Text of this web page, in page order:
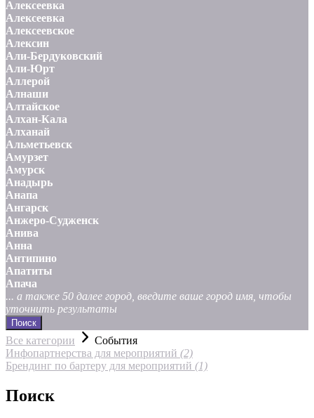
Алексеевка
Алексеевка
Алексеевское
Алексин
Али-Бердуковский
Али-Юрт
Аллерой
Алнаши
Алтайское
Алхан-Кала
Алханай
Альметьевск
Амурзет
Амурск
Анадырь
Анапа
Ангарск
Анжеро-Судженск
Анива
Анна
Антипино
Апатиты
Апача
... а также 50 далее город, введите ваше город имя, чтобы
уточнить результаты
Поиск
Все категории
События
Инфопартнерства для мероприятий (2)
Брендинг по бартеру для мероприятий (1)
Поиск